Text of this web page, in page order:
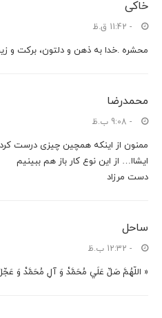
خاکی
- 11:42 ق.ظ
محشره .خدا به ذهن و دلتون، برکت و
محمدرضا
- 9:08 ب.ظ
ممنون از اینکه همچین چیزی درست
ایشاا… از این نوع کار باز هم ببینیم
دست مرزاد
ساحل
- 12:32 ب.ظ
« اللّهُمَّ صَلِّ عَلَي مُحَمَّدْ وَ آلِ مُحَمَّدْ وَ